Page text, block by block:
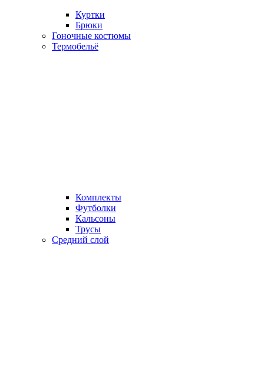
Куртки
Брюки
Гоночные костюмы
Термобельё
Комплекты
Футболки
Кальсоны
Трусы
Средний слой